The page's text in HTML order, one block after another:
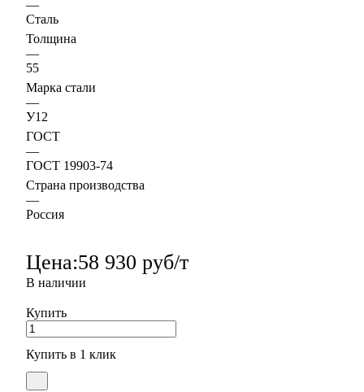
—
Сталь
Толщина
—
55
Марка стали
—
У12
ГОСТ
—
ГОСТ 19903-74
Страна производства
—
Россия
Цена:58 930 руб/т
В наличии
Купить
Купить в 1 клик